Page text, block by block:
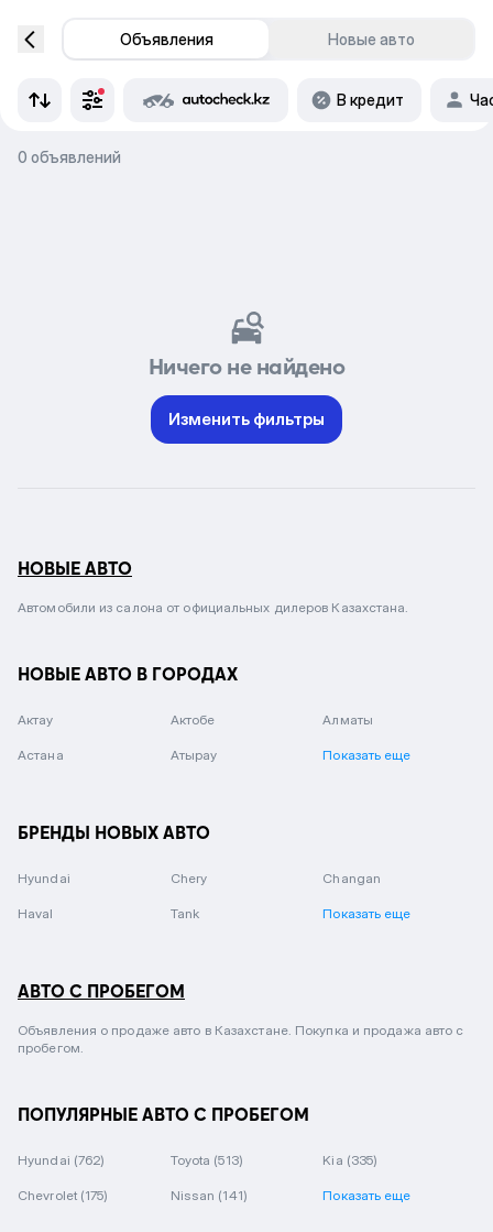
Объявления Новые авто
В кредит
0 объявлений
Ничего не найдено
Изменить фильтры
НОВЫЕ АВТО
Автомобили из салона от официальных дилеров Казахстана.
НОВЫЕ АВТО В ГОРОДАХ
Актау Актобе Алматы
Астана Атырау Показать еще
БРЕНДЫ НОВЫХ АВТО
Hyundai Chery Changan
Haval Tank Показать еще
АВТО С ПРОБЕГОМ
Объявления о продаже авто в Казахстане. Покупка и продажа авто с
пробегом.
ПОПУЛЯРНЫЕ АВТО С ПРОБЕГОМ
Hyundai (762) Toyota (513) Kia (335)
Chevrolet (175) Nissan (141) Показать еще